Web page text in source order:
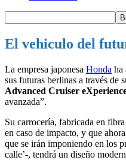
El vehiculo del
La empresa japonesa Honda ha
sus futuras berlinas a través de
Advanced Cruiser
avanzada”.
Su carrocería, fabricada en
en caso de impacto, y que
que se irán imponiendo en los
calle’-, tendrá un diseño